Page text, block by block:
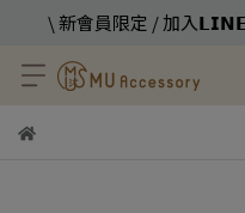
\ 新會員限定 / 加入